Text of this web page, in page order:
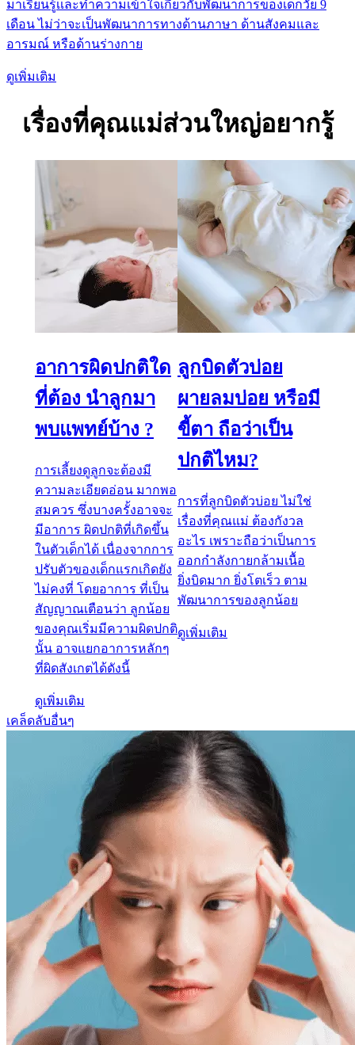
มาเรียนรู้เเละทำความเข้าใจเกี่ยวกับพัฒนาการของเด็กวัย 9
เดือน ไม่ว่าจะเป็นพัฒนาการทางด้านภาษา ด้านสังคมและ
อารมณ์ หรือด้านร่างกาย
ดูเพิ่มเติม
เรื่องที่คุณแม่ส่วนใหญ่อยากรู้
อาการผิดปกติใด
ที่ต้อง นำลูกมา
พบแพทย์บ้าง ?
การเลี้ยงดูลูกจะต้องมี
ความละเอียดอ่อน มากพอ
สมควร ซึ่งบางครั้งอาจจะ
มีอาการ ผิดปกติที่เกิดขึ้น
ในตัวเด็กได้ เนื่องจากการ
ปรับตัวของเด็กแรกเกิดยัง
ไม่คงที่ โดยอาการ ที่เป็น
สัญญาณเตือนว่า ลูกน้อย
ของคุณเริ่มมีความผิดปกติ
นั้น อาจแยกอาการหลักๆ
ที่ผิดสังเกตได้ดังนี้
ดูเพิ่มเติม
ลูกบิดตัวบ่อย
ผายลมบ่อย หรือมี
ขี้ตา ถือว่าเป็น
ปกติไหม?
การที่ลูกบิดตัวบ่อย ไม่ใช่
เรื่องที่คุณแม่ ต้องกังวล
อะไร เพราะถือว่าเป็นการ
ออกกำลังกายกล้ามเนื้อ
ยิ่งบิดมาก ยิ่งโตเร็ว ตาม
พัฒนาการของลูกน้อย
ดูเพิ่มเติม
เคล็ดลับอื่นๆ